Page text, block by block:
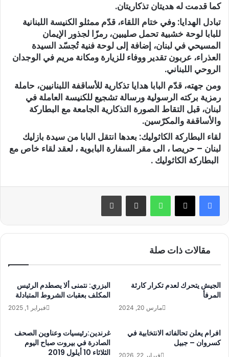
كما قدمت له هديتان تذكاريتان.
تبادل الهدايا: وفي ختام اللقاء، قدّم ممثلو الكنيسة اللبنانية
للبابا لوحة خشبية تحمل صليبين، رمزًا لجذور الإيمان
المسيحي في لبنان، إضافة إلى لوحة فنية تُجسّد السيدة
العذراء، عربون تقدير ووفاء للزيارة ومكانة مريم في الوجدان
الروحي اللبناني.
ومن جهته، قدّم البابا هدايا تذكارية للأساقفة اللبنانيين، حاملة
رمزية بركته الرسولية ورسالة تشجيع للكنيسة العاملة في
لبنان، قبل التقاط الصورة التذكارية الجامعة مع البطاركة
والأساقفة والمكرّسين.
لقاء البطاركة الكاثوليك: بعدها انتقل البابا من سيدة بازليك
لبنان – حريصا ، الى مقر السفارة البابوية ، لعقد لقاء خاص مع
البطاركة الكاثوليك .
واتساب مشاركة عبر البريد طباعة
مقالات ذات صلة
البزري: نتمنى ألا يصطدم الرئيس
المكلف بعقبات الشروط المتبادلة
فبراير 1, 2025
الجيش يتحرك لعدم تكرار كارثة
المرفأ
مارس 20, 2024
غرندين:رئيسيات وعناوين الصحف
الصادرة في بيروت صباح اليوم
الثلاثاء 10 أيلول 2019
افرام يعلن تحالفاته الانتخابية في
كسروان – جبيل
فبراير 22, 2026